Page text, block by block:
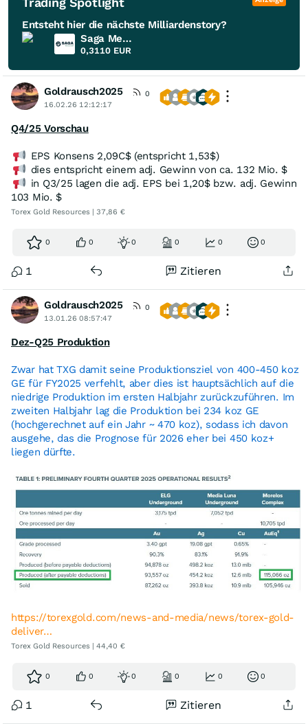
Entsteht hier die nächste Milliardenstory?
Saga Metals
0,3110 EUR
Goldrausch2025
0
16.02.26 12:12:17
Q4/25 Vorschau
EPS Konsens 2,09C$ (entspricht 1,53$)
dies entspricht einem adj. Gewinn von ca. 132 Mio. $
in Q3/25 lagen die adj. EPS bei 1,20$ bzw. adj. Gewinn
103 Mio. $
Torex Gold Resources | 37,86 €
0 0 0 0 0 0
1 Zitieren
Goldrausch2025
0
13.01.26 08:57:47
Dez-Q25 Produktion
Zwar hat TXG damit seine Produktionsziel von 400-450 koz
GE für FY2025 verfehlt, aber dies ist hauptsächlich auf die
niedrige Produktion im ersten Halbjahr zurückzuführen. Im
zweiten Halbjahr lag die Produktion bei 234 koz GE
(hochgerechnet auf ein Jahr ~ 470 koz), sodass ich davon
ausgehe, das die Prognose für 2026 eher bei 450 koz+
liegen dürfte.
https://torexgold.com/news-and-media/news/torex-gold-
deliver…
Torex Gold Resources | 44,40 €
0 0 0 0 0 0
1 Zitieren